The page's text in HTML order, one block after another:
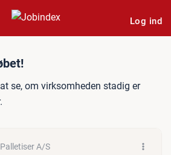
Log ind
Er du skarp
se, om virksomheden stadig er
A/S